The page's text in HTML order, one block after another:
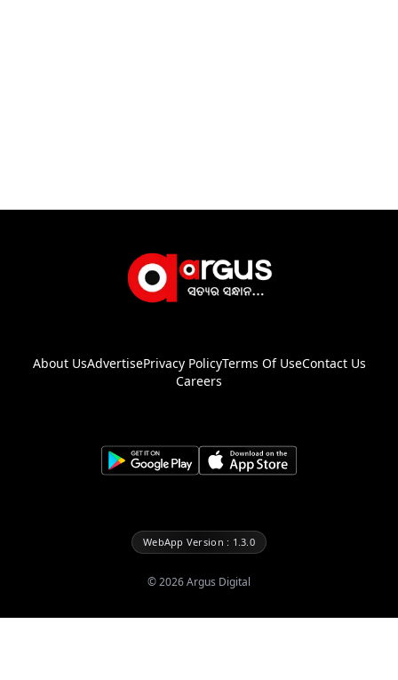
About UsAdvertisePrivacy PolicyTerms Of UseContact Us
Careers
WebApp Version : 1.3.0
©2026Argus Digital